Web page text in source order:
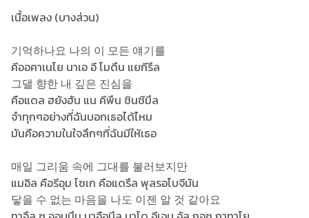
เนื้อเพลง (บางส่วน)
기억하나요 나의 이 모든 얘기를
คีออคาเนโย นาเอ อี โมดึน แยกีรึล
그댈 향한 내 깊은 진심을
คือแดล ฮยังฮัน แน คีพึน ชินชีมึล
จำทุกๆอย่างที่ฉันบอกเธอได้ไหม
มันคือความในใจลึกๆที่ฉันมีให้เธอ
매일 그리움 속에 그대를 불러보지만
แมอิล คือรีอุม โซเก คือแดรึล พุลรอโบจีมัน
닿을 수 없는 마음을 나도 이젠 알 것 같아요